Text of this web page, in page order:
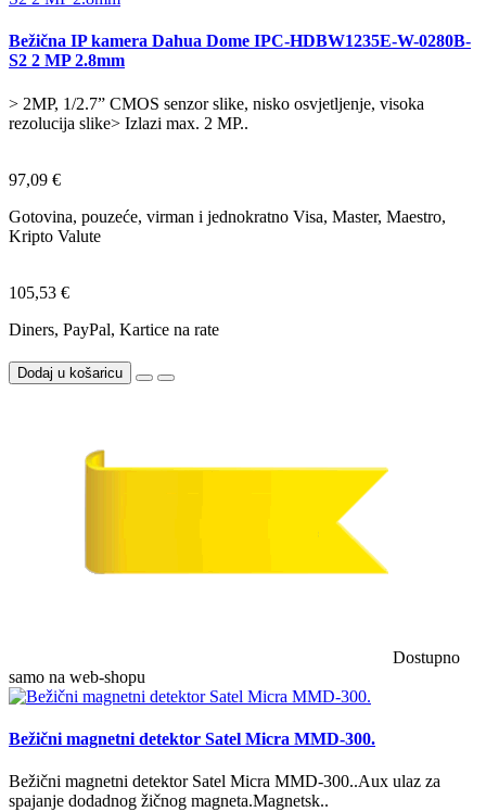
Bežična IP kamera Dahua Dome IPC-HDBW1235E-W-0280B-
S2 2 MP 2.8mm
> 2MP, 1/2.7” CMOS senzor slike, nisko osvjetljenje, visoka
rezolucija slike> Izlazi max. 2 MP..
97,09 €
Gotovina, pouzeće, virman i jednokratno Visa, Master, Maestro,
Kripto Valute
105,53 €
Diners, PayPal, Kartice na rate
Dodaj u košaricu
Dostupno
samo na web-shopu
Bežični magnetni detektor Satel Micra MMD-300.
Bežični magnetni detektor Satel Micra MMD-300..Aux ulaz za
spajanje dodadnog žičnog magneta.Magnetsk..